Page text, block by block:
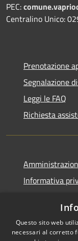
PEC:
Centralino Unico:
Prenotazione
Segnalazione
Leggi le FAQ
Richiesta
Informativa
Dichiarazione
Questo sito web
necessari al corretto